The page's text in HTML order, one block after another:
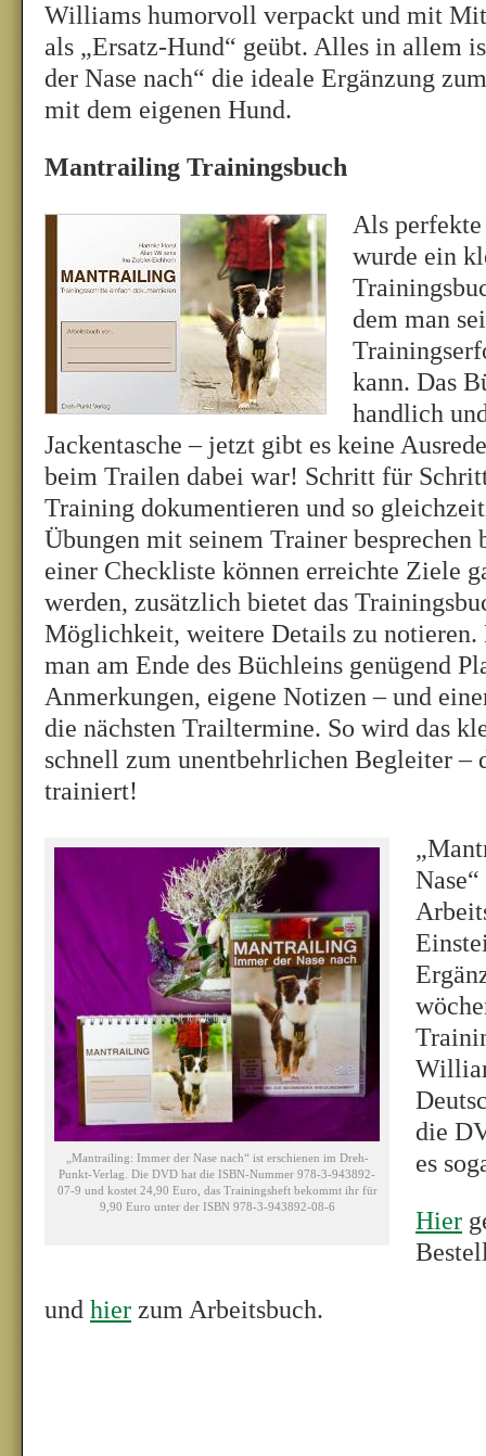
Williams humorvoll verpackt und mit
als „Ersatz-Hund“ geübt. Alles in allem
der Nase nach“ die ideale Ergänzung
mit dem eigenen Hund.
Mantrailing Trainingsbuch
Als
wurde ein
dem man
kann. Das
handlich
Jackentasche – jetzt gibt es keine
beim Trailen dabei war! Schritt für
Training dokumentieren und so
Übungen mit seinem Trainer besprechen
einer Checkliste können erreichte Ziele
werden, zusätzlich bietet das
Möglichkeit, weitere Details zu notieren.
man am Ende des Büchleins genügend
Anmerkungen, eigene Notizen – und
die nächsten Trailtermine. So wird das
schnell zum unentbehrlichen Begleiter –
trainiert!
„Mantrailing: Immer der Nase nach“ ist erschienen im Dreh-
Punkt-Verlag. Die DVD hat die ISBN-Nummer 978-3-943892-
07-9 und kostet 24,90 Euro, das Trainingsheft bekommt ihr für
9,90 Euro unter der ISBN 978-3-943892-08-6
die
es
Hier
und hier zum Arbeitsbuch.